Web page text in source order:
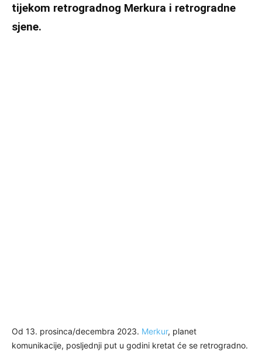
tijekom retrogradnog Merkura i retrogradne
sjene.
Od 13. prosinca/decembra 2023. Merkur, planet
komunikacije, posljednji put u godini kretat će se retrogradno.